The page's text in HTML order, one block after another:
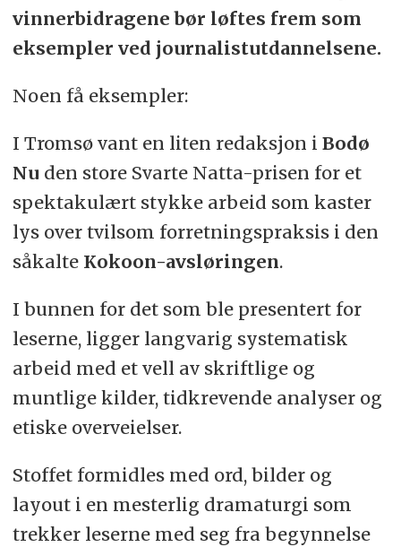
vinnerbidragene bør løftes frem som
eksempler ved journalistutdannelsene.
Noen få eksempler:
I Tromsø vant en liten redaksjon i Bodø
Nu den store Svarte Natta-prisen for et
spektakulært stykke arbeid som kaster
lys over tvilsom forretningspraksis i den
såkalte Kokoon-avsløringen.
I bunnen for det som ble presentert for
leserne, ligger langvarig systematisk
arbeid med et vell av skriftlige og
muntlige kilder, tidkrevende analyser og
etiske overveielser.
Stoffet formidles med ord, bilder og
layout i en mesterlig dramaturgi som
trekker leserne med seg fra begynnelse